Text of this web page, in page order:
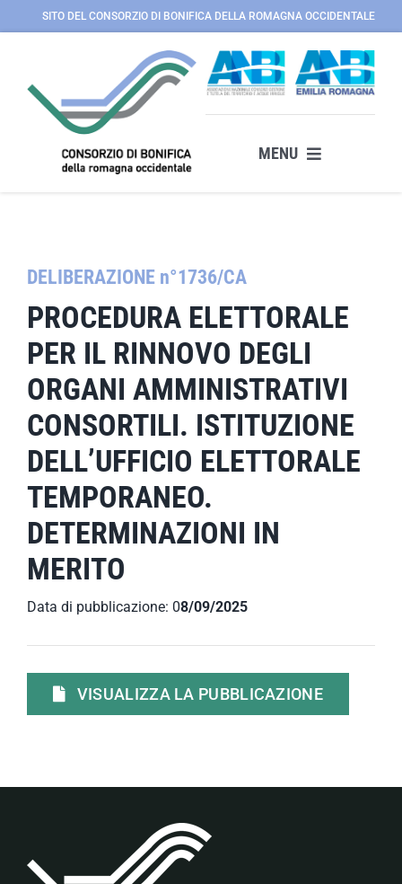
al
SITO DEL CONSORZIO DI BONIFICA DELLA ROMAGNA OCCIDENTALE
MENU
Pubblicazioni
Verifica la tua posizione elettorale
DELIBERAZIONE n°1736/CA
PROCEDURA ELETTORALE
PER IL RINNOVO DEGLI
ORGANI AMMINISTRATIVI
CONSORTILI. ISTITUZIONE
DELL’UFFICIO ELETTORALE
TEMPORANEO.
DETERMINAZIONI IN
MERITO
Data di pubblicazione: 08/09/2025
VISUALIZZA LA PUBBLICAZIONE